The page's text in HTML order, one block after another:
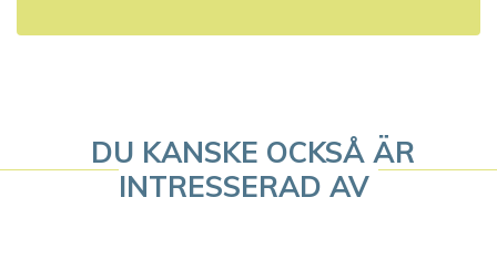
DU KANSKE OCKSÅ ÄR
INTRESSERAD AV